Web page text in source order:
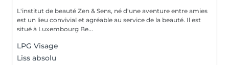
L'institut de beauté Zen & Sens, né d'une aventure entre amies
est un lieu convivial et agréable au service de la beauté. Il est
situé à Luxembourg Be...
LPG Visage
Liss absolu